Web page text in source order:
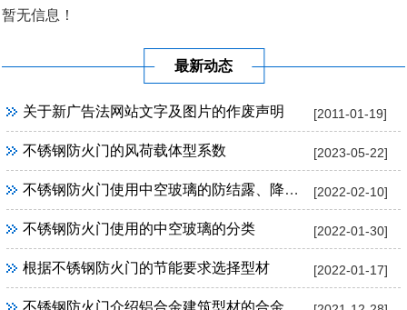
暂无信息！
最新动态
[2011-01-19]
关于新广告法网站文字及图片的作废声明
[2023-05-22]
不锈钢防火门的风荷载体型系数
[2022-02-10]
不锈钢防火门使用中空玻璃的防结露、降低冷辐射和安全性能
[2022-01-30]
不锈钢防火门使用的中空玻璃的分类
[2022-01-17]
根据不锈钢防火门的节能要求选择型材
不锈钢防火门介绍铝合金建筑型材的合金牌号